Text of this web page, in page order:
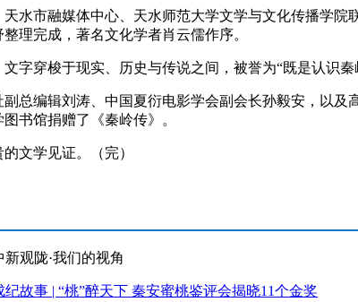
市融媒体中心、天水师范大学文学与文化传播学院
理完成，著名文化学者肖云儒作序。
穿梭于现实、历史与传说之间，被誉为“既是认识秦
编辑刘涛、中国夏衍电影学会副会长孙毅安，以及
书馆捐赠了《秦岭传》。
文学见证。（完）
新观陇·我们的视角
纪故事 | “桃”醉天下 秦安蜜桃鉴评会揭晓11个金奖